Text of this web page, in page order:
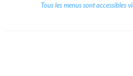
Tous les menus sont accessibles